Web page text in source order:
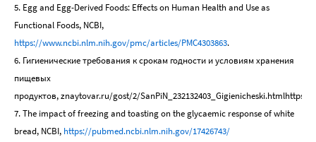
5. Egg and Egg-Derived Foods: Effects on Human Health and Use as
Functional Foods, NCBI,
https://www.ncbi.nlm.nih.gov/pmc/articles/PMC4303863.
6. Гигиенические требования к срокам годности и условиям хранения
пищевых
продуктов,znaytovar.ru/gost/2/
7. The impact of freezing and toasting on the glycaemic response of white
bread, NCBI, https://pubmed.ncbi.nlm.nih.gov/17426743/